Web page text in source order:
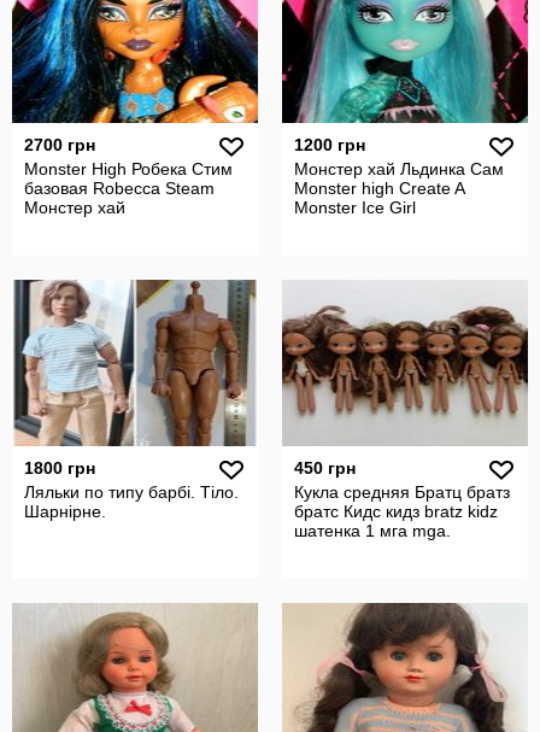
2700 грн
Monster High Робека Стим
базовая Robecca Steam
Монстер хай
1200 грн
Монстер хай Льдинка Сам
Monster high Create A
Monster Ice Girl
1800 грн
Ляльки по типу барбі. Тіло.
Шарнірне.
450 грн
Кукла средняя Братц братз
братс Кидс кидз bratz kidz
шатенка 1 мга mga.